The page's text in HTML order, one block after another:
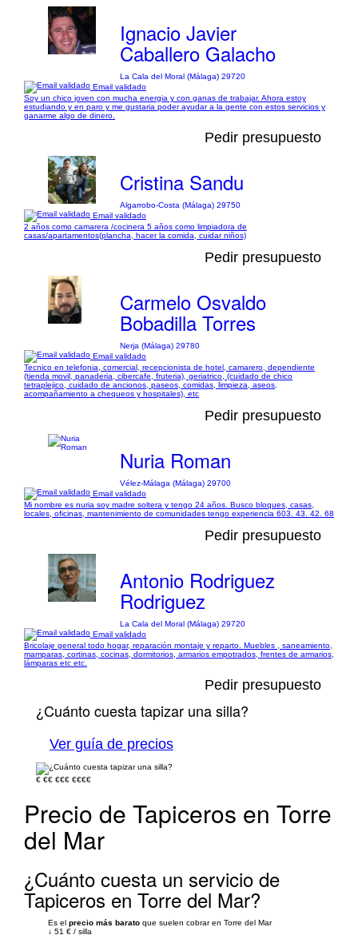
Ignacio Javier
Caballero Galacho
La Cala del Moral (Málaga) 29720
Email validado
Soy un chico joven con mucha energia y con ganas de trabajar. Ahora estoy
estudiando y en paro y me gustaria poder ayudar a la gente con estos servicios y
ganarme algo de dinero.
Pedir presupuesto
Cristina Sandu
Algarrobo-Costa (Málaga) 29750
Email validado
2 años como camarera /cocinera 5 años como limpiadora de
casas/apartamentos(plancha, hacer la comida, cuidar niños)
Pedir presupuesto
Carmelo Osvaldo
Bobadilla Torres
Nerja (Málaga) 29780
Email validado
Tecnico en telefonia, comercial, recepcionista de hotel, camarero, dependiente
(tienda movil, panaderia, cibercafe, fruteria), geriatrico, (cuidado de chico
tetraplejico, cuidado de ancionos, paseos, comidas, limpieza, aseos,
acompañamiento a chequeos y hospitales), etc
Pedir presupuesto
Nuria Roman
Vélez-Málaga (Málaga) 29700
Email validado
Mi nombre es nuria soy madre soltera y tengo 24 años. Busco bloques, casas,
locales, oficinas, mantenimiento de comunidades tengo experiencia 603. 43. 42. 68
Pedir presupuesto
Antonio Rodriguez
Rodriguez
La Cala del Moral (Málaga) 29720
Email validado
Bricolaje general todo hogar, reparación montaje y reparto. Muebles , saneamiento,
mamparas, cortinas, cocinas, dormitorios, armarios empotrados, frentes de armarios,
lámparas etc etc.
Pedir presupuesto
¿Cuánto cuesta tapizar una silla?
Ver guía de precios
€ €€ €€€ €€€€
Precio de Tapiceros en Torre
del Mar
¿Cuánto cuesta un servicio de
Tapiceros en Torre del Mar?
Es el precio más barato que suelen cobrar en Torre del Mar
↓ 51 € / silla